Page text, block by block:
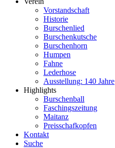
Vorstandschaft
Historie
Burschenlied
Burschenkutsche
Burschenhorn
Humpen
Fahne
Lederhose
Ausstellung: 140 Jahre
Highlights
Burschenball
Faschingszeitung
Maitanz
Preisschafkopfen
Kontakt
Suche